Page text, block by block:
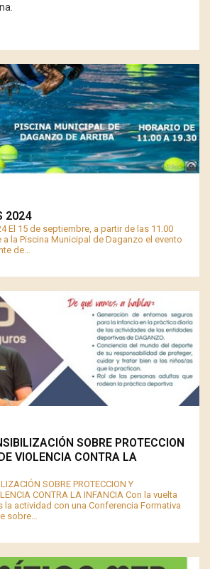
2024
El 15 de septiembre, a partir de las 11.00
a la Piscina Municipal de Daganzo el evento
de…
SOBRE PROTECCION
VIOLENCIA CONTRA LA
SOBRE PROTECCION Y
CONTRA LA INFANCIA Con la vuelta
la actividad con una Conferencia Formativa
sobre…